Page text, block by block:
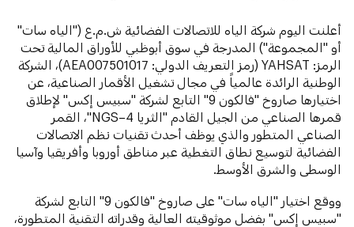
أعلنت اليوم شركة الياه للاتصالات الفضائية ش.م.ع ("الياه سات"
أو "المجموعة") المدرجة في سوق أبوظبي للأوراق المالية تحت
الرمز: YAHSAT (رمز التعريف الدولي: AEA007501017)، الشركة
الوطنية الرائدة عالمياً في مجال تشغيل الأقمار الصناعية، عن
اختيارها صاروخ "فالكون 9" التابع لشركة "سبيس إكس" لإطلاق
قمرها الصناعي من الجيل القادم "الثريا 4–NGS"، القمر
الصناعي المتطور والذي يوظف أحدث تقنيات نظم الاتصالات
الفضائية لتوسيع نطاق التغطية عبر مناطق أوروبا وأفريقيا وآسيا
الوسطى والشرق الأوسط.
ووقع اختيار "الياه سات" على صاروخ "فالكون 9" التابع لشركة
"سبيس إكس" بفضل موثوقيته العالية وقدراته التقنية المتطورة،